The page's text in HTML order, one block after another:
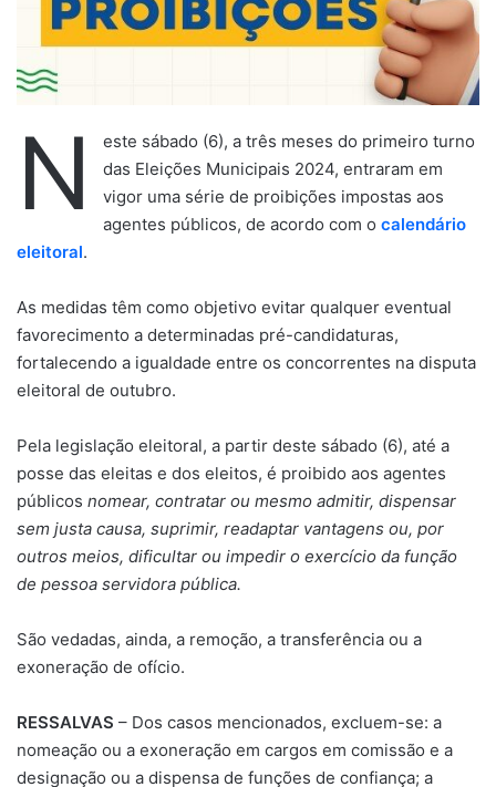
m
N
este sábado (6), a três meses do primeiro turno
das Eleições Municipais 2024, entraram em
vigor uma série de proibições impostas aos
agentes públicos, de acordo com o calendário
eleitoral.
As medidas têm como objetivo evitar qualquer eventual
favorecimento a determinadas pré-candidaturas,
fortalecendo a igualdade entre os concorrentes na disputa
eleitoral de outubro.
Pela legislação eleitoral, a partir deste sábado (6), até a
posse das eleitas e dos eleitos, é proibido aos agentes
públicos nomear, contratar ou mesmo admitir, dispensar
sem justa causa, suprimir, readaptar vantagens ou, por
outros meios, dificultar ou impedir o exercício da função
de pessoa servidora pública.
São vedadas, ainda, a remoção, a transferência ou a
exoneração de ofício.
RESSALVAS – Dos casos mencionados, excluem-se: a
nomeação ou a exoneração em cargos em comissão e a
designação ou a dispensa de funções de confiança; a